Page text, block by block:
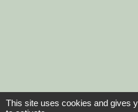
This site uses cookies and gives